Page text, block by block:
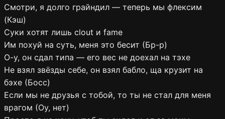
Смотри, я долго грайндил — теперь мы флексим
(Кэш)
Суки хотят лишь clout и fame
Им похуй на суть, меня это бесит (Бр-р)
О-у, он сдал типа — его вес не доехал на тэхе
Не взял звёзды себе, он взял бабло, ща крузит на
бэхе (Босс)
Если мы не друзья с тобой, то ты не стал для меня
врагом (Оу, нет)